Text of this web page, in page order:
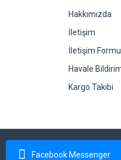
Facebook Messenger
Hakkımızda
İletişim
İletişim Formu
Havale
Kargo Takibi